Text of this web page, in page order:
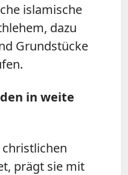
islamische
dazu
Grundstücke
in weite
prägt sie mit